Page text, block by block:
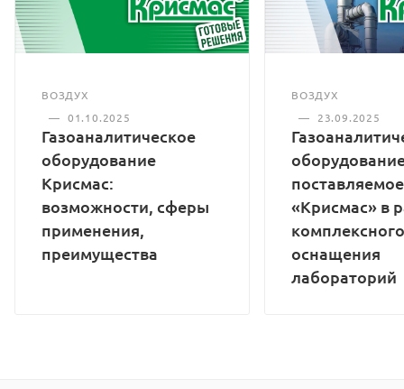
ВОЗДУХ
— 01.10.2025
Газоаналитическое
оборудование
Крисмас:
возможности, сферы
применения,
преимущества
ВОЗДУХ
—
23.09.2025
«Крисмас» в
комплексного
оснащения
лабораторий